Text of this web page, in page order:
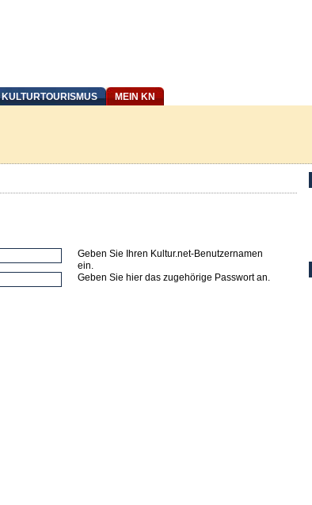
KULTURTOURISMUS MEIN KN
Geben Sie Ihren Kultur.net-Benutzernamen
ein.
Geben Sie hier das zugehörige Passwort an.